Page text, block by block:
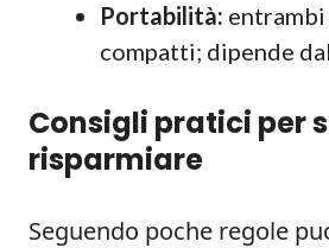
Portabilità: entrambi
compatti; dipende
Consigli pratici per
risparmiare
Seguendo poche regole